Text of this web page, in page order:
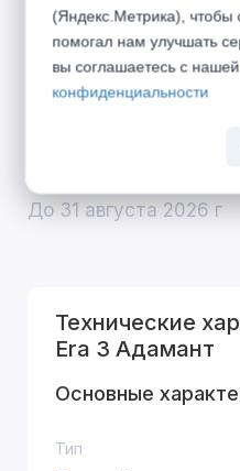
Открой двери выгоде.
скидка 10% на
До 31 августа 2026 г
Технические
Era 3 Адамант
Основные
Тип
(Яндекс.Метрика), чтобы
помогал нам улучшать
вы соглашаетесь с нашей
конфиденциальности